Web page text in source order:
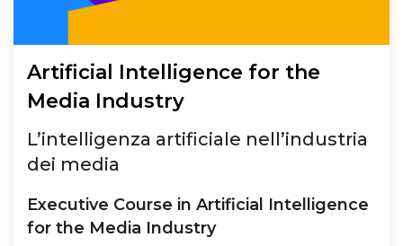
Artificial Intelligence for the
Media Industry
L’intelligenza artificiale nell’industria
dei media
Executive Course in Artificial Intelligence
for the Media Industry